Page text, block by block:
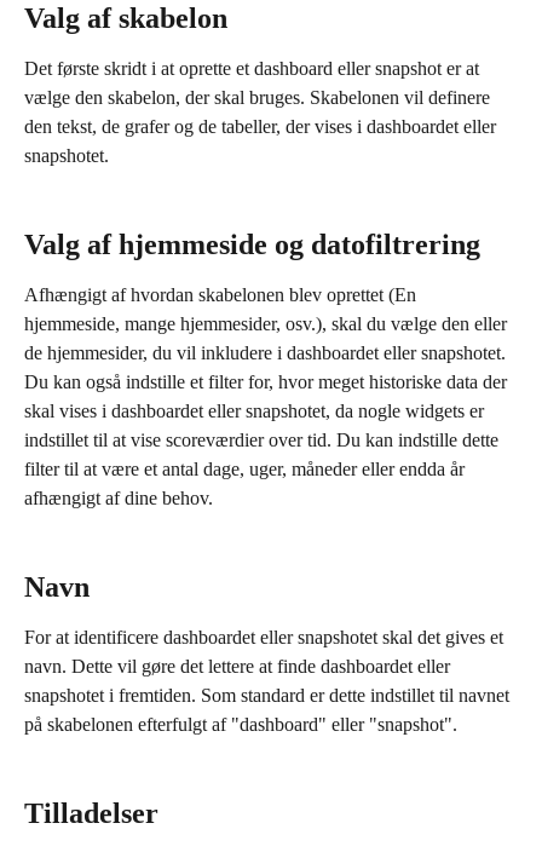
Valg af skabelon
Det første skridt i at oprette et dashboard eller snapshot er at
vælge den skabelon, der skal bruges. Skabelonen vil definere
den tekst, de grafer og de tabeller, der vises i dashboardet eller
snapshotet.
Valg af hjemmeside og datofiltrering
Afhængigt af hvordan skabelonen blev oprettet (En
hjemmeside, mange hjemmesider, osv.), skal du vælge den eller
de hjemmesider, du vil inkludere i dashboardet eller snapshotet.
Du kan også indstille et filter for, hvor meget historiske data der
skal vises i dashboardet eller snapshotet, da nogle widgets er
indstillet til at vise scoreværdier over tid. Du kan indstille dette
filter til at være et antal dage, uger, måneder eller endda år
afhængigt af dine behov.
Navn
For at identificere dashboardet eller snapshotet skal det gives et
navn. Dette vil gøre det lettere at finde dashboardet eller
snapshotet i fremtiden. Som standard er dette indstillet til navnet
på skabelonen efterfulgt af "dashboard" eller "snapshot".
Tilladelser